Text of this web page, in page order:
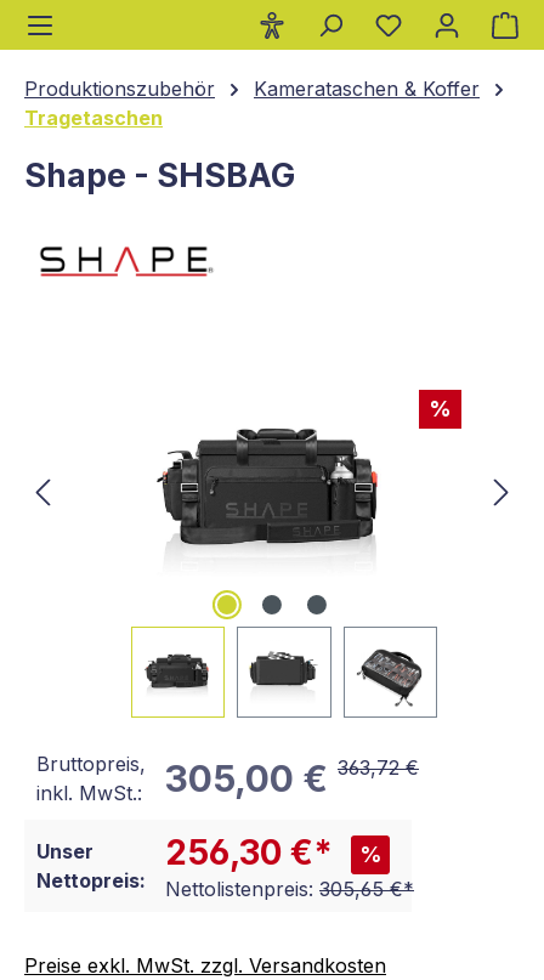
springen
Produktionszubehör
Kamerataschen & Koffer
Tragetaschen
Shape - SHSBAG
%
Bruttopreis,
inkl. MwSt.:
305,00 € 363,72 €
Unser
Nettopreis:
256,30 €* %
Nettolistenpreis: 305,65 €*
Preise exkl. MwSt. zzgl. Versandkosten